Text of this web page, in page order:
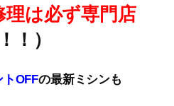
理は必ず専門店
！）
OFFの最新ミシンも